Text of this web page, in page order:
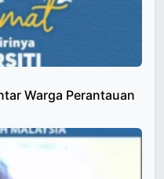
Warga Perantauan